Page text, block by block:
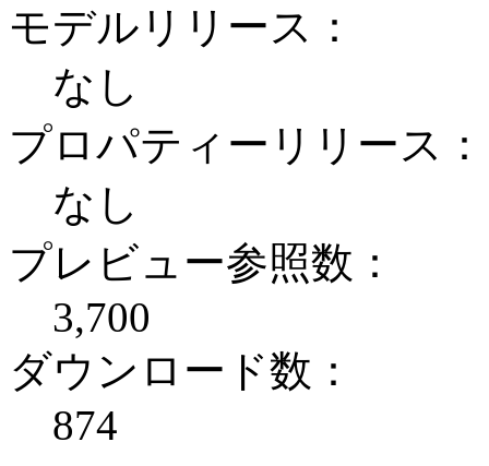
モデルリリース：
なし
プロパティーリリース：
なし
プレビュー参照数：
3,700
ダウンロード数：
874